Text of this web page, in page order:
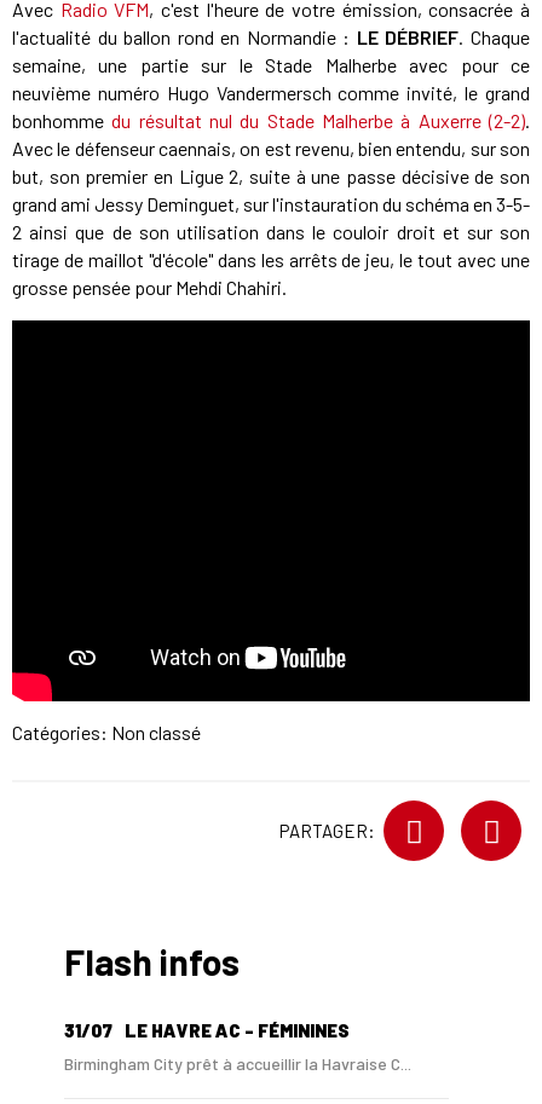
Avec Radio VFM, c'est l'heure de votre émission, consacrée à
l'actualité du ballon rond en Normandie : LE DÉBRIEF. Chaque
semaine, une partie sur le Stade Malherbe avec pour ce
neuvième numéro Hugo Vandermersch comme invité, le grand
bonhommedu résultat nul du Stade Malherbe à Auxerre (2-2).
Avec le défenseur caennais, on est revenu, bien entendu, sur son
but, son premier en Ligue 2, suite à une passe décisive de son
grand ami Jessy Deminguet, sur l'instauration du schéma en 3-5-
2 ainsi que de son utilisation dans le couloir droit et sur son
tirage de maillot "d'école" dans les arrêts de jeu, le tout avec une
grosse pensée pour Mehdi Chahiri.
Catégories: Non classé
PARTAGER:
Flash infos
31/07 LE HAVRE AC - FÉMININES
Birmingham City prêt à accueillir la Havraise C...